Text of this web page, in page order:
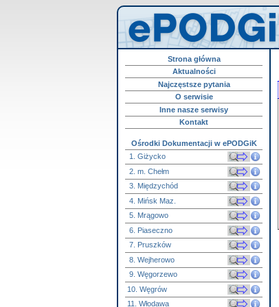
Strona główna
Aktualności
Najczęstsze pytania
O serwisie
Inne nasze serwisy
Kontakt
Ośrodki Dokumentacji w ePODGiK
1. Giżycko
2. m. Chełm
3. Międzychód
4. Mińsk Maz.
5. Mrągowo
6. Piaseczno
7. Pruszków
8. Wejherowo
9. Węgorzewo
10. Węgrów
11. Włodawa